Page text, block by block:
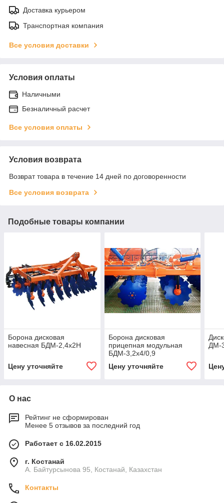
Доставка курьером
Транспортная компания
Все условия доставки
Условия оплаты
Наличными
Безналичный расчет
Все условия оплаты
Условия возврата
Возврат товара в течение 14 дней по договоренности
Все условия возврата
Подобные товары компании
Борона дисковая
навесная БДМ-2,4х2H
Цену уточняйте
Борона дисковая
прицепная модульная
БДМ-3,2х4/0,9
Цену уточняйте
ДМ-
О нас
Рейтинг не сформирован
Менее 5 отзывов за последний год
Работает с 16.02.2015
г. Костанай
А. Байтурсынова 95, Костанай, Казахстан
Контакты